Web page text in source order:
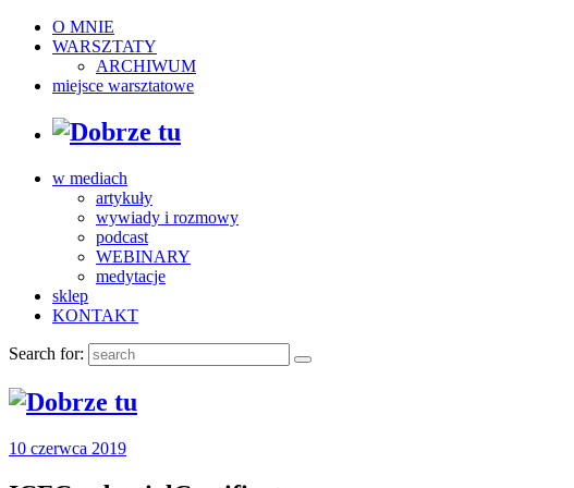
O MNIE
WARSZTATY
ARCHIWUM
miejsce warsztatowe
w mediach
artykuły
wywiady i rozmowy
podcast
WEBINARY
medytacje
sklep
KONTAKT
Search for:
10 czerwca 2019